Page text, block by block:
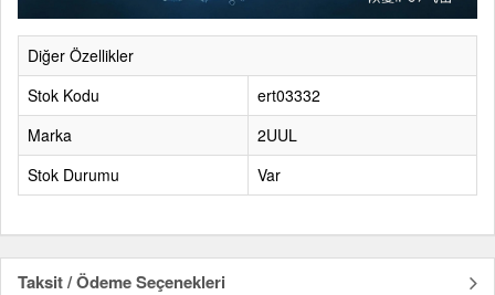
Diğer Özellikler
Stok Kodu
ert03332
Marka
2UUL
Stok Durumu
Var
Taksit / Ödeme Seçenekleri